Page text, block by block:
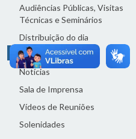
Audiências Públicas, Visitas
Técnicas e Seminários
Distribuição do dia
Comunicação
Notícias
Sala de Imprensa
Vídeos de Reuniões
Solenidades